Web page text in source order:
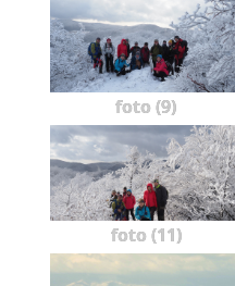
foto (9)
foto (11)